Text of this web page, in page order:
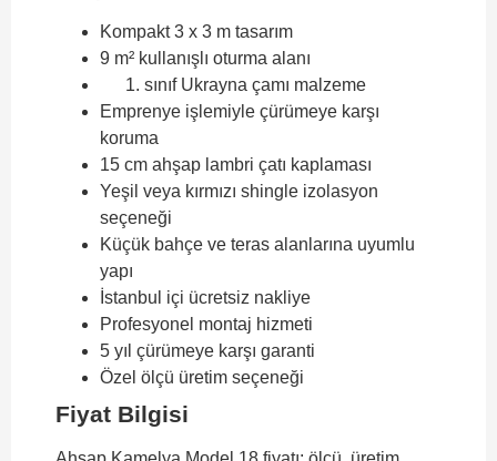
Kompakt 3 x 3 m tasarım
9 m² kullanışlı oturma alanı
sınıf Ukrayna çamı malzeme
Emprenye işlemiyle çürümeye karşı
koruma
15 cm ahşap lambri çatı kaplaması
Yeşil veya kırmızı shingle izolasyon
seçeneği
Küçük bahçe ve teras alanlarına uyumlu
yapı
İstanbul içi ücretsiz nakliye
Profesyonel montaj hizmeti
5 yıl çürümeye karşı garanti
Özel ölçü üretim seçeneği
Fiyat Bilgisi